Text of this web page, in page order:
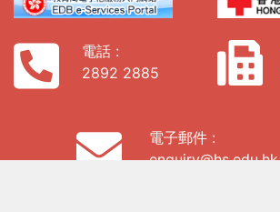
電話 :
2892 2885
電子郵件 :
enquiry@hs.edu.hk